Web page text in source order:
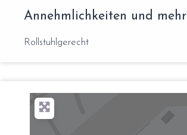
Annehmlichkeiten und mehr
Rollstuhlgerecht